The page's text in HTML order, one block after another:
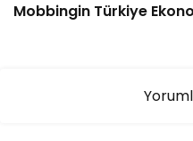
Mobbingin Türkiye